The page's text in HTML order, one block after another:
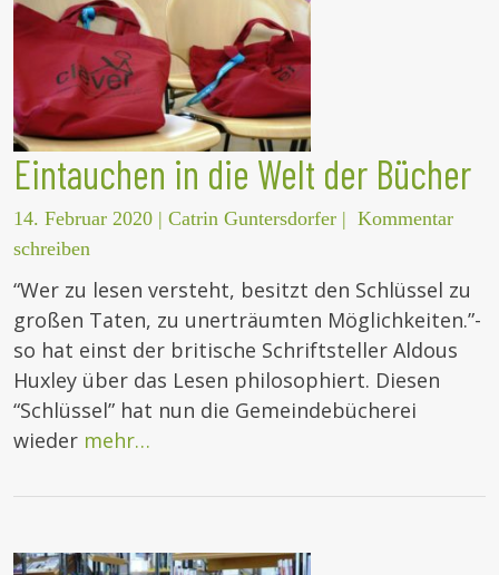
Eintauchen in die Welt der Bücher
14. Februar 2020 | Catrin Guntersdorfer | Kommentar
schreiben
“Wer zu lesen versteht, besitzt den Schlüssel zu
großen Taten, zu unerträumten Möglichkeiten.”-
so hat einst der britische Schriftsteller Aldous
Huxley über das Lesen philosophiert. Diesen
“Schlüssel” hat nun die Gemeindebücherei
wieder mehr…